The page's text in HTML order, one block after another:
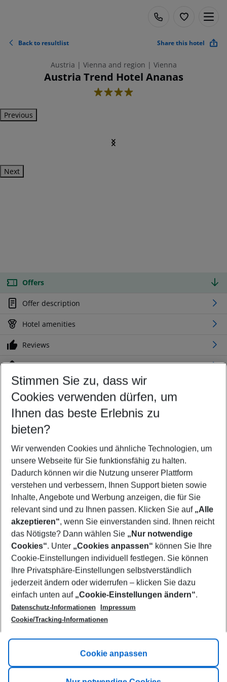
Back to resultlist Share this hotel
Austria | Vienna and region | Vienna
Austria Trend Hotel Ananas
4
Previous
Next
Offers
Offer description
Hotel amenities
Reviews
Location
Customize your offer
Find the perfect deal which suits your best
Your departure airport
Any airport
Select your date range
11/08/26–09/08/27 5-8 nights
Who will travel
2 adults No children
Show more filter
Footer
Footer navigation
Title A
Link A
Stimmen Sie zu, dass wir
Cookies verwenden dürfen, um
Ihnen das beste Erlebnis zu
bieten?
Wir verwenden Cookies und ähnliche Technologien, um
unsere Webseite für Sie funktionsfähig zu halten.
Dadurch können wir die Nutzung unserer Plattform
verstehen und verbessern, Ihnen Support bieten sowie
Inhalte, Angebote und Werbung anzeigen, die für Sie
relevant sind und zu Ihnen passen. Klicken Sie auf „Alle
akzeptieren“, wenn Sie einverstanden sind. Ihnen reicht
das Nötigste? Dann wählen Sie „Nur notwendige
Cookies“. Unter „Cookies anpassen“ können Sie Ihre
Cookie-Einstellungen individuell festlegen. Sie können
Ihre Privatsphäre-Einstellungen selbstverständlich
jederzeit ändern oder widerrufen – klicken Sie dazu
einfach unten auf „Cookie-Einstellungen ändern“.
Datenschutz-Informationen
Impressum
Cookie/Tracking-Informationen
Cookie anpassen